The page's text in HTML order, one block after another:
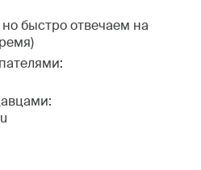
быстро отвечаем на